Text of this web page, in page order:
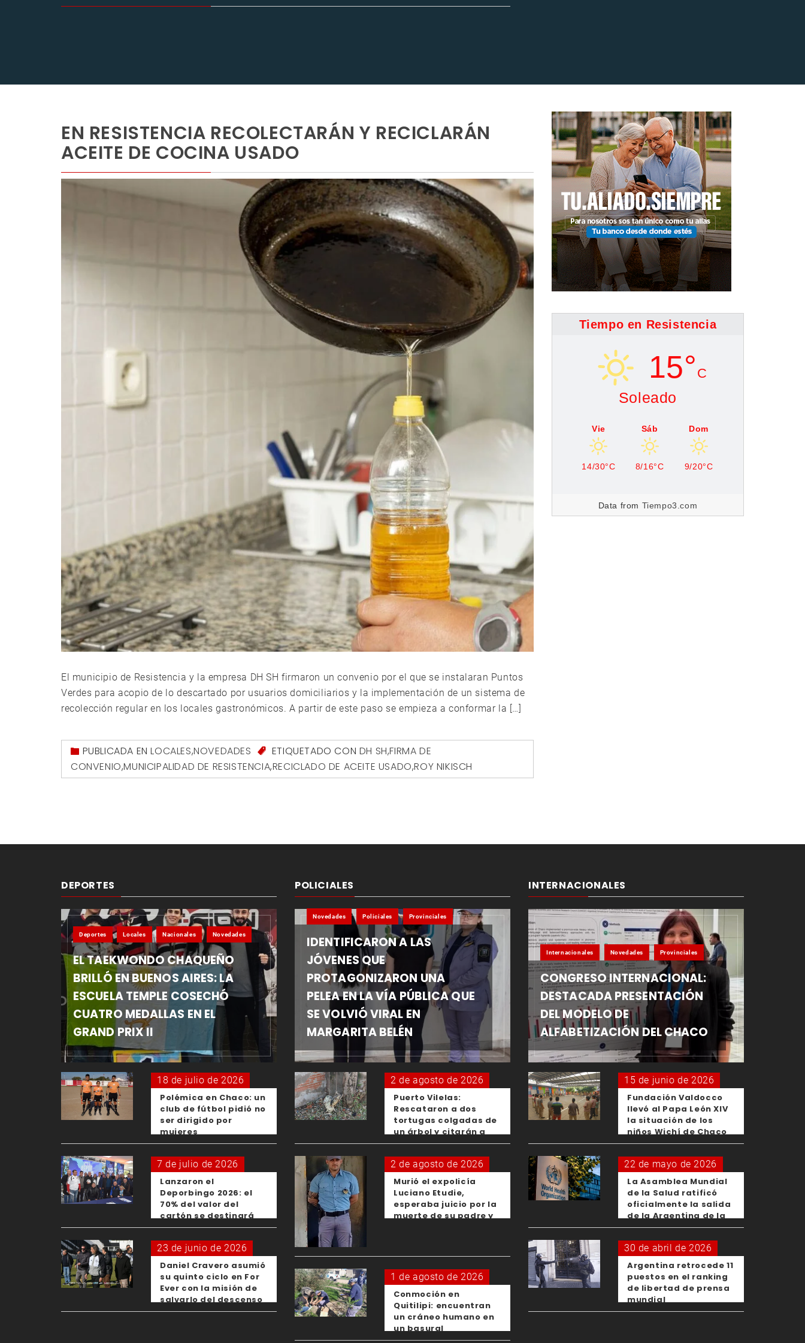
EN RESISTENCIA RECOLECTARÁN Y RECICLARÁN
ACEITE DE COCINA USADO
El municipio de Resistencia y la empresa DH SH firmaron un convenio por el que se instalaran Puntos
Verdes para acopio de lo descartado por usuarios domiciliarios y la implementación de un sistema de
recolección regular en los locales gastronómicos. A partir de este paso se empieza a conformar la […]
PUBLICADA ENLOCALES,NOVEDADES ETIQUETADO CON DH SH,FIRMA DE
CONVENIO,MUNICIPALIDAD DE RESISTENCIA,RECICLADO DE ACEITE USADO,ROY NIKISCH
Tiempo en Resistencia
15° C
Soleado
Vie
14/30°C
Sáb
8/16°C
Dom
9/20°C
Data from Tiempo3.com
DEPORTES
Deportes Locales Nacionales Novedades
EL TAEKWONDO CHAQUEÑO
BRILLÓ EN BUENOS AIRES: LA
ESCUELA TEMPLE COSECHÓ
CUATRO MEDALLAS EN EL
GRAND PRIX II
18 de julio de 2026
Polémica en Chaco: un
club de fútbol pidió no
ser dirigido por
mujeres
7 de julio de 2026
Lanzaron el
Deporbingo 2026: el
70% del valor del
cartón se destinará
para los clubes
23 de junio de 2026
Daniel Cravero asumió
su quinto ciclo en For
Ever con la misión de
salvarlo del descenso
POLICIALES
Novedades Policiales Provinciales
IDENTIFICARON A LAS
JÓVENES QUE
PROTAGONIZARON UNA
PELEA EN LA VÍA PÚBLICA QUE
SE VOLVIÓ VIRAL EN
MARGARITA BELÉN
2 de agosto de 2026
Puerto Vilelas:
Rescataron a dos
tortugas colgadas de
un árbol y citarán a
los padres de los
menores responsables
2 de agosto de 2026
Murió el expolicía
Luciano Etudie,
esperaba juicio por la
muerte de su padre y
1 de agosto de 2026
Conmoción en
Quitilipi: encuentran
un cráneo humano en
un basural
INTERNACIONALES
Internacionales Novedades Provinciales
CONGRESO INTERNACIONAL:
DESTACADA PRESENTACIÓN
DEL MODELO DE
ALFABETIZACIÓN DEL CHACO
15 de junio de 2026
Fundación Valdocco
llevó al Papa León XIV
la situación de los
niños Wichí de Chaco
22 de mayo de 2026
La Asamblea Mundial
de la Salud ratificó
oficialmente la salida
de la Argentina de la
OMS
30 de abril de 2026
Argentina retrocede 11
puestos en el ranking
de libertad de prensa
mundial